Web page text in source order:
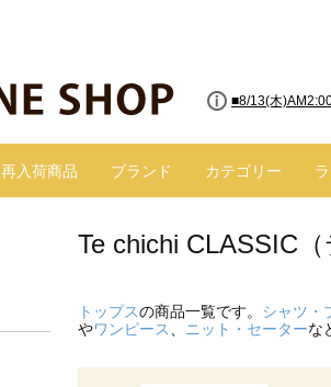
■8/13(木
再入荷商品 ブランド カテゴリー
Te chichi CLASSIC
トップスの商品一覧です。 シャツ・
やワンピース ニット・セーターな